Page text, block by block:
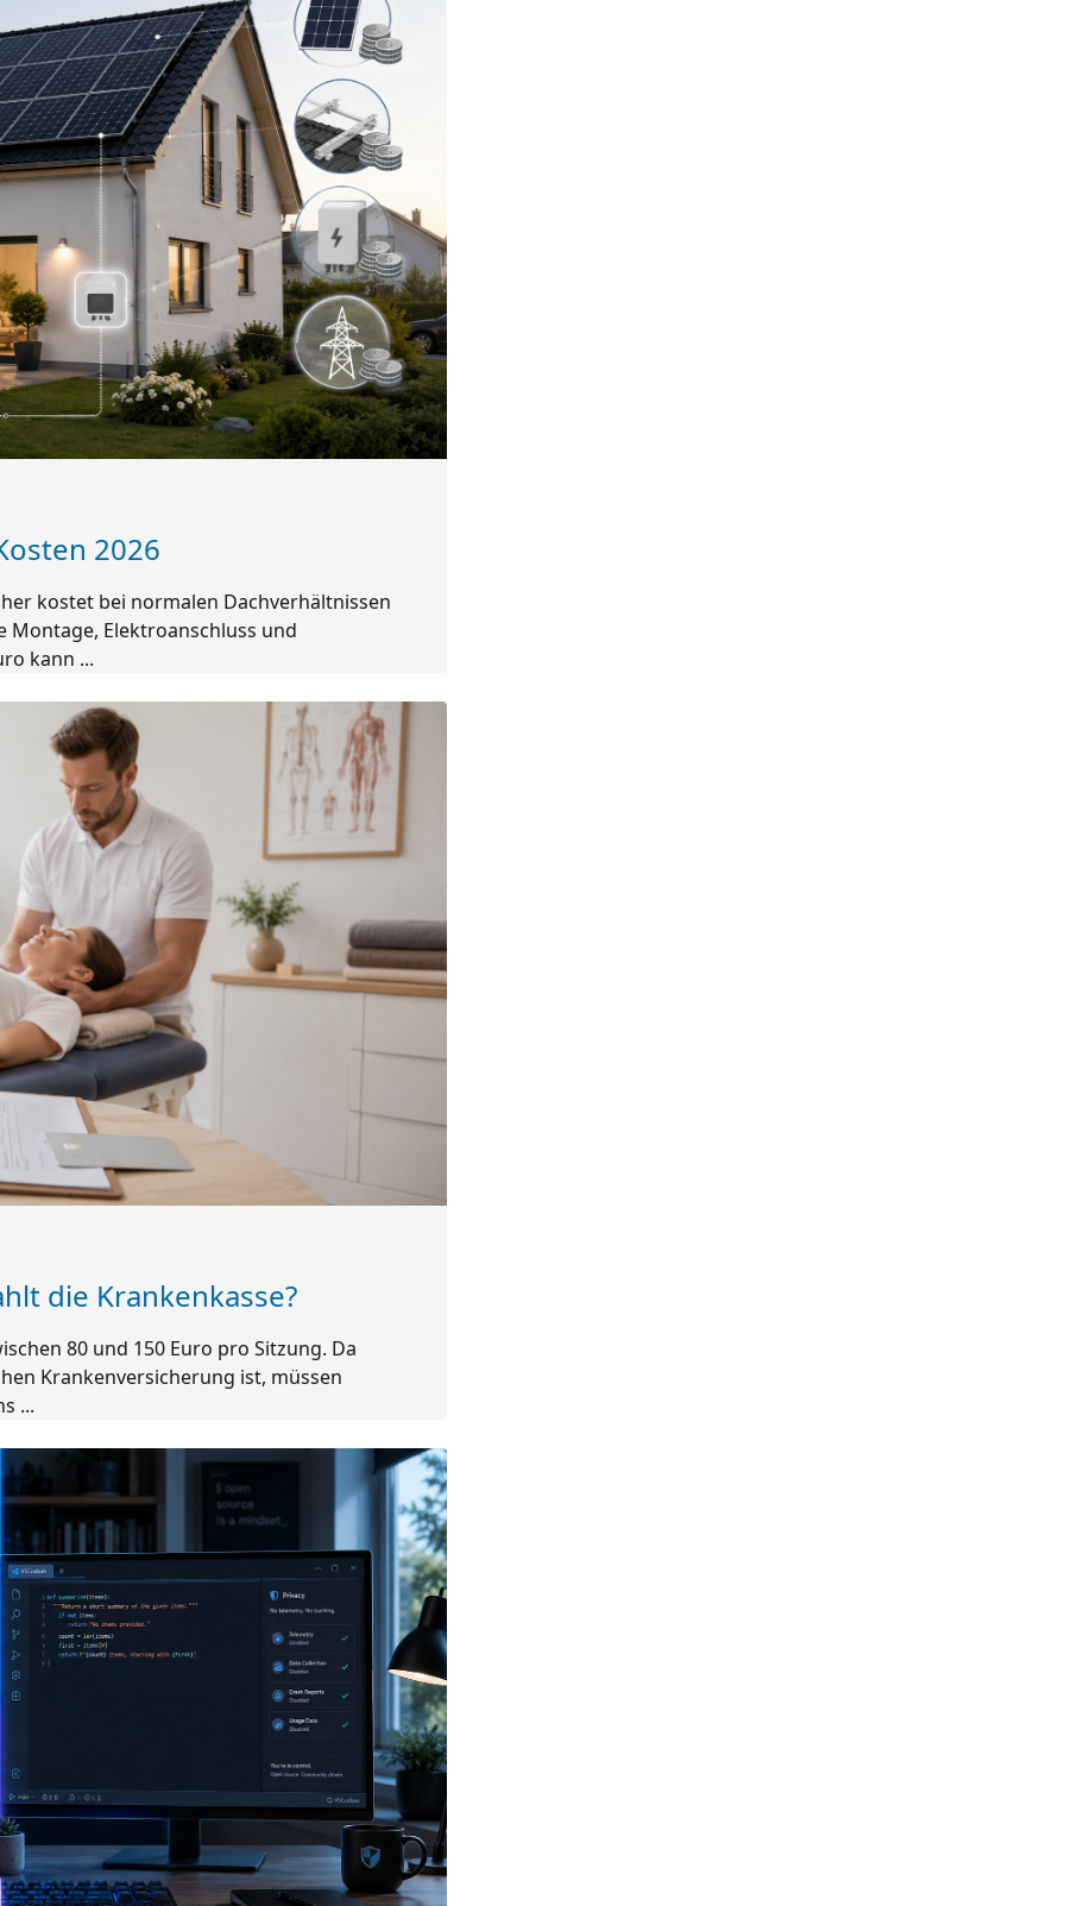
2026
kostet bei normalen Dachverhältnissen
Montage, Elektroanschluss und
kann ...
die Krankenkasse?
80 und 150 Euro pro Sitzung. Da
Krankenversicherung ist, müssen
...